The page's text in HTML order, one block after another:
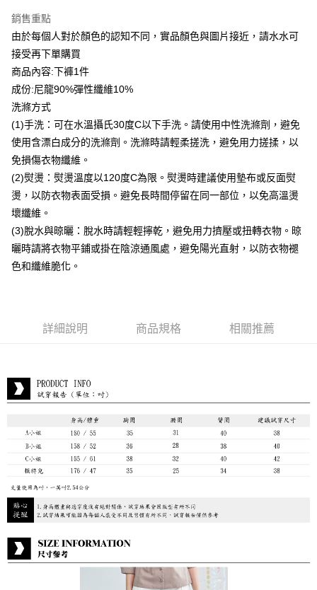
台新國際商業銀行
台灣樂天信用卡公司
ATM付款
貨到付款
運送方式
付款後全家取貨
每筆NT$80，滿NT$399(含以上)免運費
付款後7-11取貨
每筆NT$80，滿NT$888(含以上)免運費
宅配到府
每筆NT$80，滿NT$888(含以上)免運費
貨到付款
每筆NT$80，滿NT$888(含以上)免運費
銷售重點
由於每個人對於顏色的認知不同，實品顏色與圖片接近，請水水可
接受再下單購買
商品內容:下褲1件
成份:尼龍90%彈性纖維10%
洗滌方式
(1)手洗：可在水溫攝氏30度C以下手洗。請使用中性洗滌劑，避免
使用含漂白成分的洗滌劑。洗滌時請輕柔搓洗，避免用力搓揉，以
免損傷衣物纖維。
(2)熨燙：熨燙溫度以120度C為限。熨燙時建議使用墊布或反面熨
燙，以防衣物表面受損。避免長時間停留在同一部位，以免高溫燙
壞纖維。
(3)脫水與晾曬：脫水時請輕輕擰乾，避免用力擠壓或扭轉衣物。晾
曬時請將衣物平鋪或掛在陰涼通風處，避免陽光直射，以防衣物褪
色和纖維脆化。
詳細說明 商品規格 相關推薦